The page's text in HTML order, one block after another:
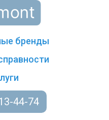
бренды
44-74